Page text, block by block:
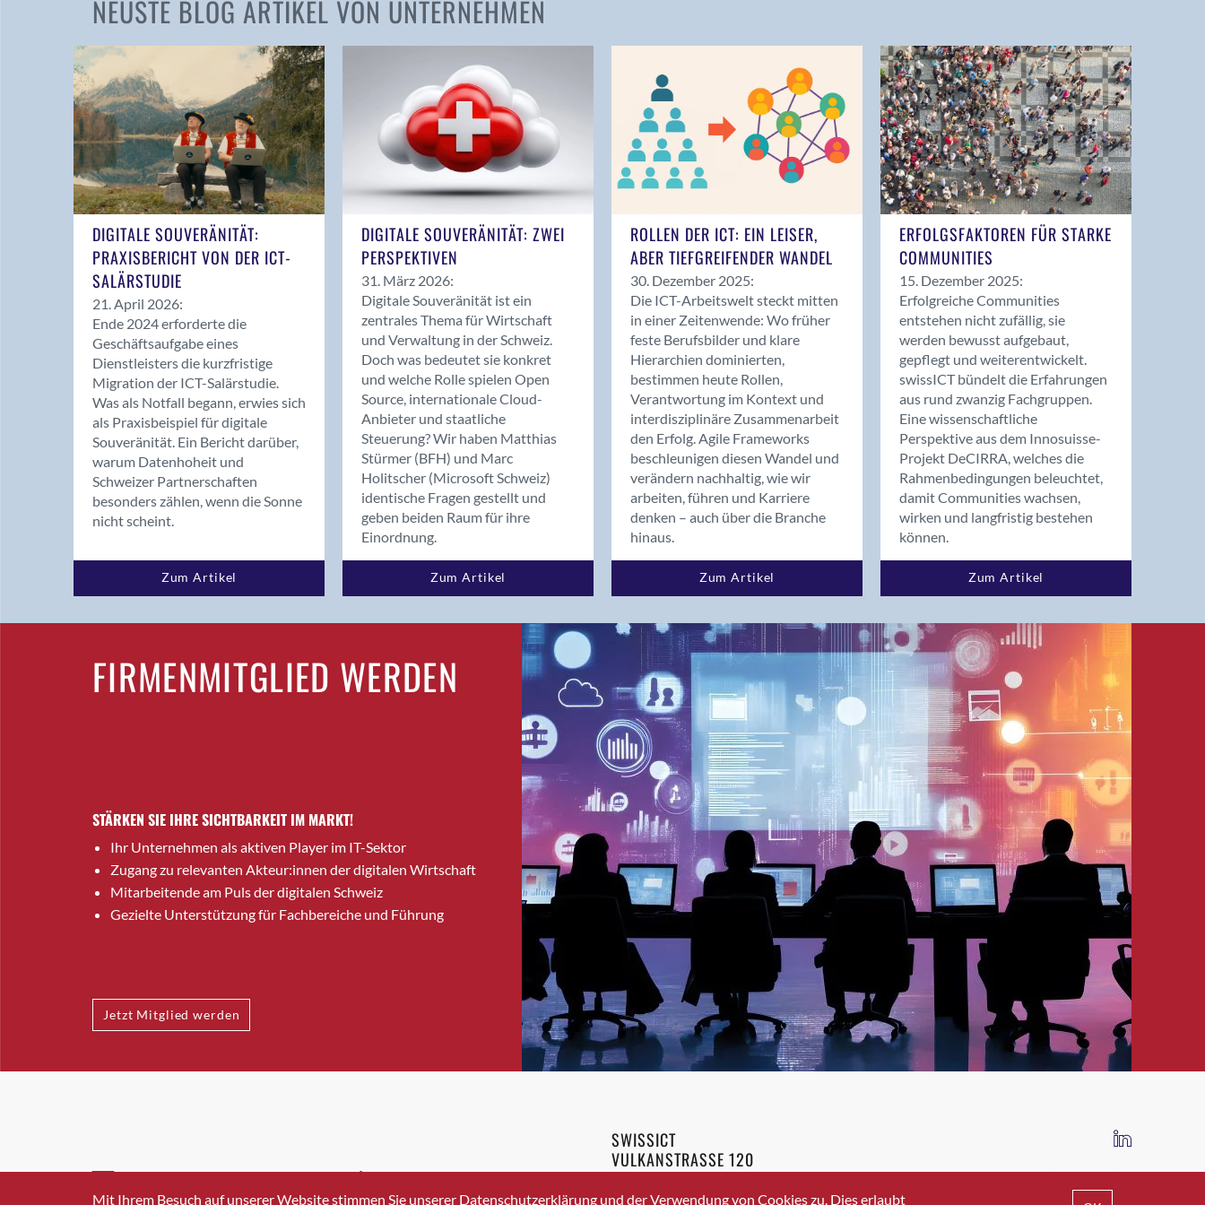
Andelfingen
Balsthal
Balzers
Bassersdorf
Benken (SG)
Bergdietikon
Bern - Liebefeld
Birsfelden
Bolligen
Bonaduz
Bonstetten
Bottighofen
Bremgarten bei Bern
Brig-Glis
Bronschhofen
Brugg
Brugg AG
Burgdorf
Bäretswil
Bülach
Cazis
Crissier
Davos Platz
NEUSTE BLOG ARTIKEL VON UNTERNEHMEN
DIGITALE SOUVERÄNITÄT:
PRAXISBERICHT VON DER ICT-
SALÄRSTUDIE
21. April 2026:
Ende 2024 erforderte die
Geschäftsaufgabe eines
Dienstleisters die kurzfristige
Migration der ICT-Salärstudie.
Was als Notfall begann, erwies sich
als Praxisbeispiel für digitale
Souveränität. Ein Bericht darüber,
warum Datenhoheit und
Schweizer Partnerschaften
besonders zählen, wenn die Sonne
nicht scheint.
Zum Artikel
DIGITALE SOUVERÄNITÄT: ZWEI
PERSPEKTIVEN
31. März 2026:
Digitale Souveränität ist ein
zentrales Thema für Wirtschaft
und Verwaltung in der Schweiz.
Doch was bedeutet sie konkret
und welche Rolle spielen Open
Source, internationale Cloud-
Anbieter und staatliche
Steuerung? Wir haben Matthias
Stürmer (BFH) und Marc
Holitscher (Microsoft Schweiz)
identische Fragen gestellt und
geben beiden Raum für ihre
Einordnung.
Zum Artikel
ROLLEN DER ICT: EIN LEISER,
ABER TIEFGREIFENDER WANDEL
30. Dezember 2025:
Die ICT-Arbeitswelt steckt mitten
in einer Zeitenwende: Wo früher
feste Berufsbilder und klare
Hierarchien dominierten,
bestimmen heute Rollen,
Verantwortung im Kontext und
interdisziplinäre Zusammenarbeit
den Erfolg. Agile Frameworks
beschleunigen diesen Wandel und
verändern nachhaltig, wie wir
arbeiten, führen und Karriere
denken – auch über die Branche
hinaus.
Zum Artikel
ERFOLGSFAKTOREN FÜR STARKE
COMMUNITIES
15. Dezember 2025:
Erfolgreiche Communities
entstehen nicht zufällig, sie
werden bewusst aufgebaut,
gepflegt und weiterentwickelt.
swissICT bündelt die Erfahrungen
aus rund zwanzig Fachgruppen.
Eine wissenschaftliche
Perspektive aus dem Innosuisse-
Projekt DeCIRRA, welches die
Rahmenbedingungen beleuchtet,
damit Communities wachsen,
wirken und langfristig bestehen
können.
Zum Artikel
FIRMENMITGLIED WERDEN
STÄRKEN SIE IHRE SICHTBARKEIT IM MARKT!
Ihr Unternehmen als aktiven Player im IT-Sektor
Zugang zu relevanten Akteur:innen der digitalen Wirtschaft
Mitarbeitende am Puls der digitalen Schweiz
Gezielte Unterstützung für Fachbereiche und Führung
Jetzt Mitglied werden
INFO@SWISSICT.CH +41 43 336 40 20
SWISSICT
VULKANSTRASSE 120
8048 ZURICH
IMPRESSUM DATENSCHUTZ AGB
Mit Ihrem Besuch auf unserer Website stimmen Sie unserer Datenschutzerklärung und der Verwendung von Cookies zu. Dies erlaubt